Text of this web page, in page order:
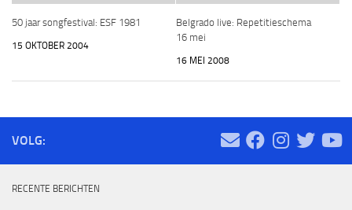
50 jaar songfestival: ESF 1981
15 OKTOBER 2004
Belgrado live: Repetitieschema
16 mei
16 MEI 2008
VOLG:
RECENTE BERICHTEN